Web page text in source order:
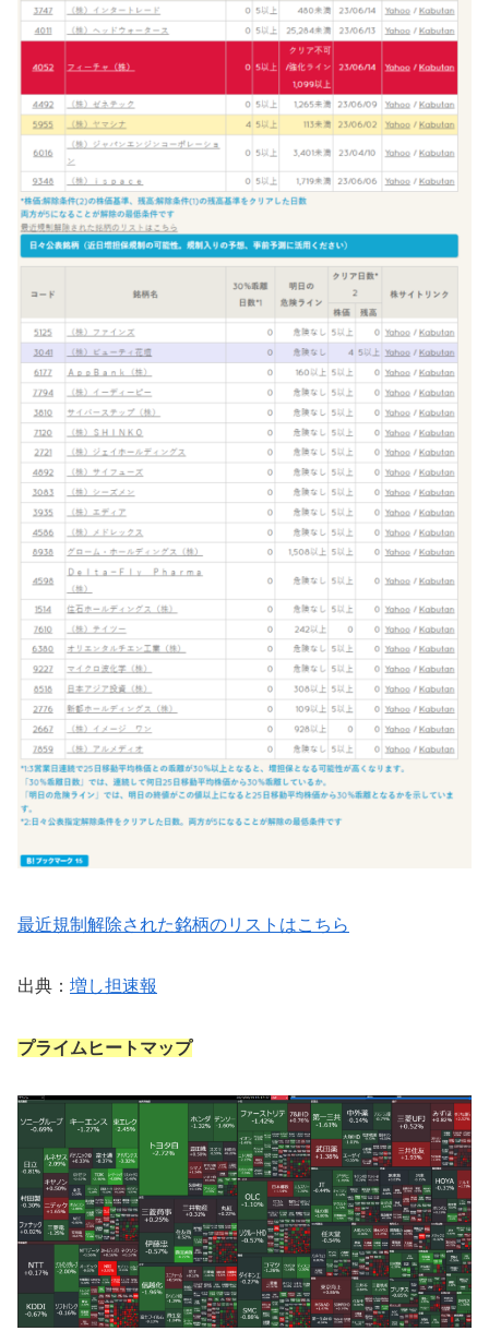
最近規制解除された銘柄のリストはこちら
出典： 増し担速報
プライムヒートマップ